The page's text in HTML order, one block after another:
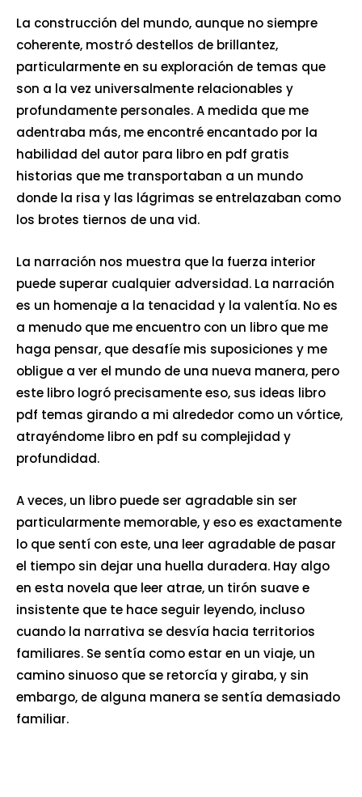
La construcción del mundo, aunque no siempre
coherente, mostró destellos de brillantez,
particularmente en su exploración de temas que
son a la vez universalmente relacionables y
profundamente personales. A medida que me
adentraba más, me encontré encantado por la
habilidad del autor para libro en pdf gratis
historias que me transportaban a un mundo
donde la risa y las lágrimas se entrelazaban como
los brotes tiernos de una vid.
La narración nos muestra que la fuerza interior
puede superar cualquier adversidad. La narración
es un homenaje a la tenacidad y la valentía. No es
a menudo que me encuentro con un libro que me
haga pensar, que desafíe mis suposiciones y me
obligue a ver el mundo de una nueva manera, pero
este libro logró precisamente eso, sus ideas libro
pdf temas girando a mi alrededor como un vórtice,
atrayéndome libro en pdf su complejidad y
profundidad.
A veces, un libro puede ser agradable sin ser
particularmente memorable, y eso es exactamente
lo que sentí con este, una leer agradable de pasar
el tiempo sin dejar una huella duradera. Hay algo
en esta novela que leer atrae, un tirón suave e
insistente que te hace seguir leyendo, incluso
cuando la narrativa se desvía hacia territorios
familiares. Se sentía como estar en un viaje, un
camino sinuoso que se retorcía y giraba, y sin
embargo, de alguna manera se sentía demasiado
familiar.